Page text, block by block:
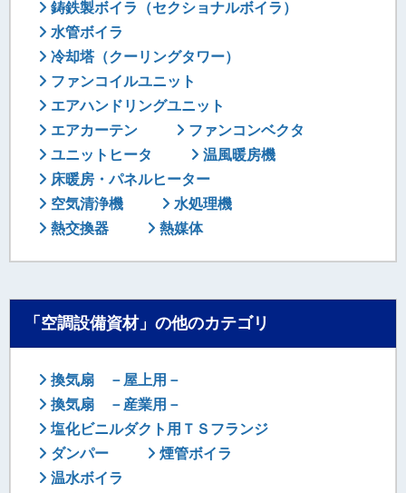
鋳鉄製ボイラ（セクショナルボイラ）
水管ボイラ
冷却塔（クーリングタワー）
ファンコイルユニット
エアハンドリングユニット
エアカーテン
ファンコンベクタ
ユニットヒータ
温風暖房機
床暖房・パネルヒーター
空気清浄機
水処理機
熱交換器
熱媒体
「空調設備資材」の他のカテゴリ
換気扇 －屋上用－
換気扇 －産業用－
塩化ビニルダクト用ＴＳフランジ
ダンパー
煙管ボイラ
温水ボイラ